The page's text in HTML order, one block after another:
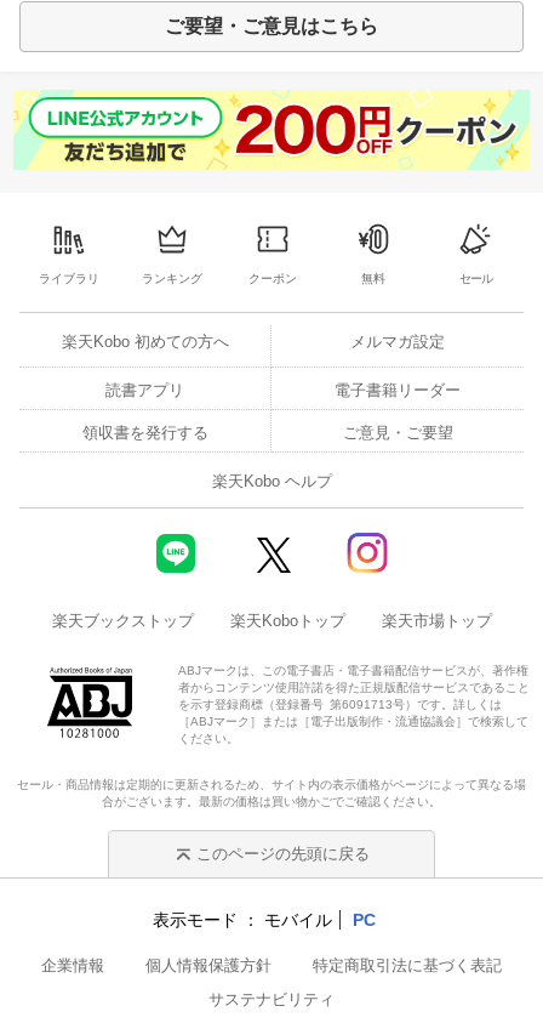
ご要望・ご意見はこちら
ライブラリ ランキング クーポン 無料 セール
楽天Kobo 初めての方へ メルマガ設定
読書アプリ 電子書籍リーダー
領収書を発行する ご意見・ご要望
楽天Kobo ヘルプ
楽天ブックストップ 楽天Koboトップ 楽天市場トップ
ABJマークは、この電子書店・電子書籍配信サービスが、著作権
者からコンテンツ使用許諾を得た正規版配信サービスであること
を示す登録商標（登録番号 第6091713号）です。詳しくは
［ABJマーク］または［電子出版制作・流通協議会］で検索して
ください。
セール・商品情報は定期的に更新されるため、サイト内の表示価格がページによって異なる場
合がございます。最新の価格は買い物かごでご確認ください。
このページの先頭に戻る
表示モード モバイル PC
企業情報 個人情報保護方針
特定商取引法に基づく表記
サステナビリティ